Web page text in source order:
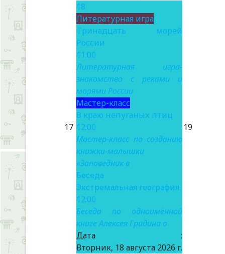
17
18
Литературная игра
Тринадцать морей
России
11:00
Литературная игра-
знакомство с реками и
морями России
Мастер-класс
В краю непуганых птиц
12:00
Мастер-класс по созданию
книжки-малышки
«Заповедник в
Беседа
Экстремальная география
12:00
Беседа по одноимённой
книге Алексея Гридина о
Дата :
Вторник, 18 августа 2026 г.
19